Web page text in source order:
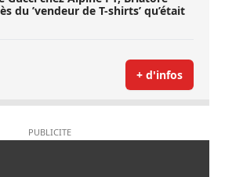
du ’vendeur de T-shirts’ qu’était
+ d'infos